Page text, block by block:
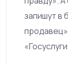
запишут в